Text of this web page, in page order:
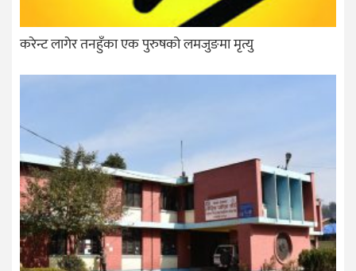
करेन्ट लागेर तनहुँका एक पुरुषको लमजुङमा मृत्यु